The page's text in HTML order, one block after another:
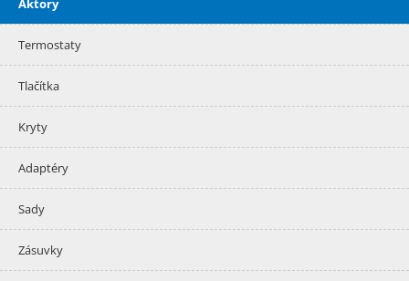
Aktory
Termostaty
Tlačítka
Kryty
Adaptéry
Sady
Zásuvky